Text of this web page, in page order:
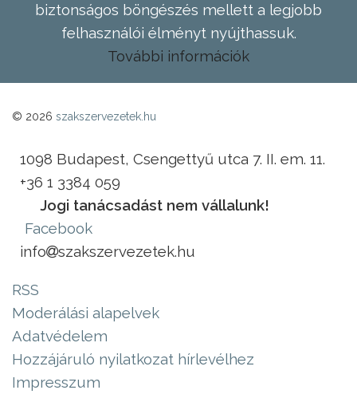
biztonságos böngészés mellett a legjobb
felhasználói élményt nyújthassuk.
További információk
© 2026 szakszervezetek.hu
1098 Budapest, Csengettyű utca 7. II. em. 11.
+36 1 3384 059
Jogi tanácsadást nem vállalunk!
Facebook
info
szakszervezetek.hu
RSS
Moderálási alapelvek
Adatvédelem
Hozzájáruló nyilatkozat hírlevélhez
Impresszum